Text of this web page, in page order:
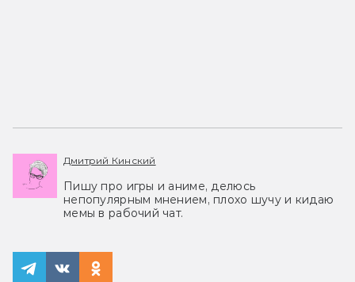
Дмитрий Кинский
Пишу про игры и аниме, делюсь
непопулярным мнением, плохо шучу и кидаю
мемы в рабочий чат.